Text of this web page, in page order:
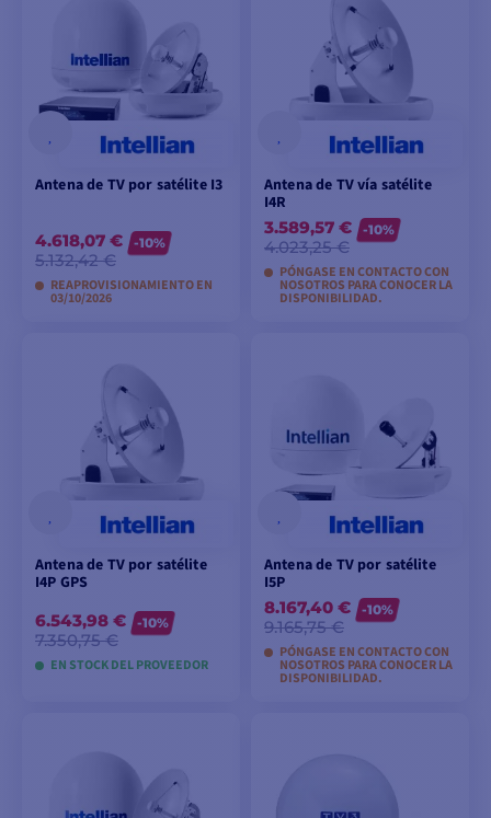
Antena de TV por satélite I3
4.618,07 €
5.132,42 €
-10%
REAPROVISIONAMIENTO EN
03/10/2026
ANTICIPADO
Antena de TV vía satélite
I4R
3.589,57 €
4.023,25 €
-10%
PÓNGASE EN CONTACTO CON
NOSOTROS PARA CONOCER LA
DISPONIBILIDAD.
Antena de TV por satélite
I4P GPS
6.543,98 €
7.350,75 €
-10%
EN STOCK DEL PROVEEDOR
Antena de TV por satélite
I5P
8.167,40 €
9.165,75 €
-10%
PÓNGASE EN CONTACTO CON
NOSOTROS PARA CONOCER LA
DISPONIBILIDAD.